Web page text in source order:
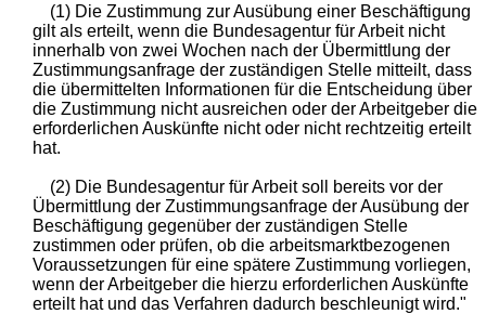
(1) Die Zustimmung zur Ausübung einer Beschäftigung
gilt als erteilt, wenn die Bundesagentur für Arbeit nicht
innerhalb von zwei Wochen nach der Übermittlung der
Zustimmungsanfrage der zuständigen Stelle mitteilt, dass
die übermittelten Informationen für die Entscheidung über
die Zustimmung nicht ausreichen oder der Arbeitgeber die
erforderlichen Auskünfte nicht oder nicht rechtzeitig erteilt
hat.
(2) Die Bundesagentur für Arbeit soll bereits vor der
Übermittlung der Zustimmungsanfrage der Ausübung der
Beschäftigung gegenüber der zuständigen Stelle
zustimmen oder prüfen, ob die arbeitsmarktbezogenen
Voraussetzungen für eine spätere Zustimmung vorliegen,
wenn der Arbeitgeber die hierzu erforderlichen Auskünfte
erteilt hat und das Verfahren dadurch beschleunigt wird."